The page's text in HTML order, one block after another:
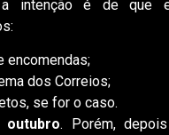
intenção é de que
encomendas;
dos Correios;
se for o caso.
. Porém,